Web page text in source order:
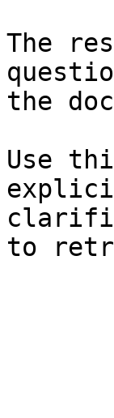
The
the
Use